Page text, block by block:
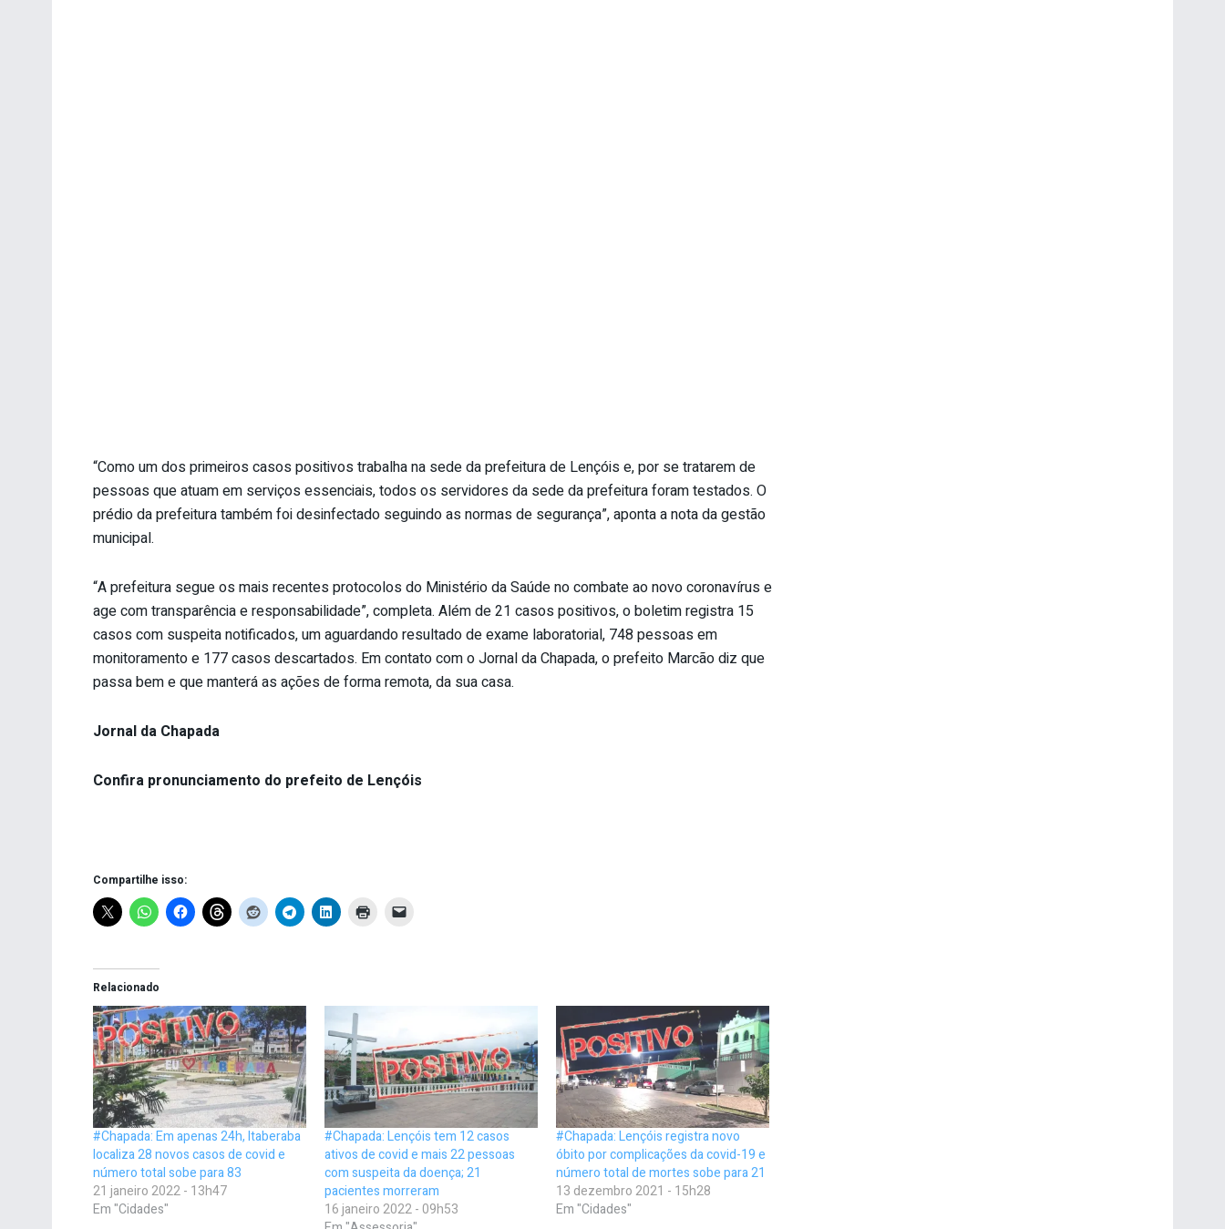
“Como um dos primeiros casos positivos trabalha na sede da prefeitura de Lençóis e, por se tratarem de
pessoas que atuam em serviços essenciais, todos os servidores da sede da prefeitura foram testados. O
prédio da prefeitura também foi desinfectado seguindo as normas de segurança”, aponta a nota da gestão
municipal.
“A prefeitura segue os mais recentes protocolos do Ministério da Saúde no combate ao novo coronavírus e
age com transparência e responsabilidade”, completa. Além de 21 casos positivos, o boletim registra 15
casos com suspeita notificados, um aguardando resultado de exame laboratorial, 748 pessoas em
monitoramento e 177 casos descartados. Em contato com o Jornal da Chapada, o prefeito Marcão diz que
passa bem e que manterá as ações de forma remota, da sua casa.
Jornal da Chapada
Confira pronunciamento do prefeito de Lençóis
Compartilhe isso:
Relacionado
#Chapada: Em apenas 24h, Itaberaba
localiza 28 novos casos de covid e
número total sobe para 83
21 janeiro 2022 - 13h47
Em "Cidades"
#Chapada: Lençóis tem 12 casos
ativos de covid e mais 22 pessoas
com suspeita da doença; 21
pacientes morreram
16 janeiro 2022 - 09h53
#Chapada: Lençóis registra novo
óbito por complicações da covid-19 e
número total de mortes sobe para 21
13 dezembro 2021 - 15h28
Em "Cidades"